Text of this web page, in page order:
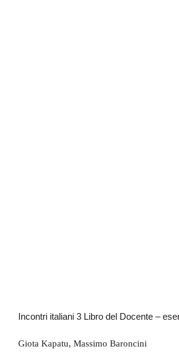
Incontri italiani 3 Libro del Docente –
Giota Kapatu, Massimo Baroncini